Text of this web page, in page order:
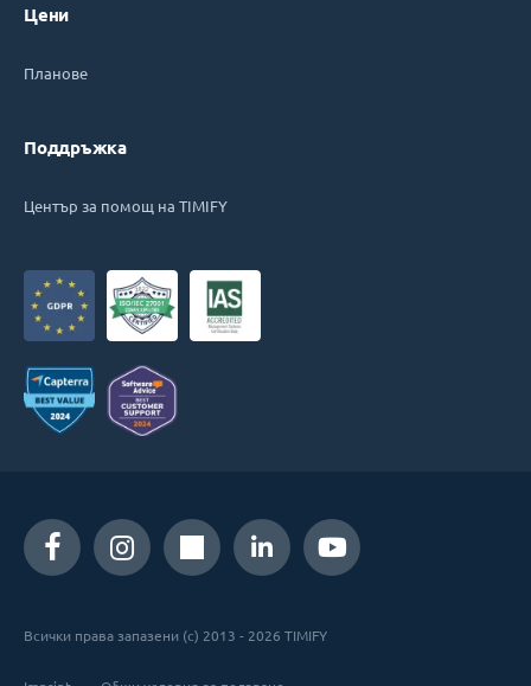
Цени
Планове
Поддръжка
Център за помощ на TIMIFY
Всички права запазени (c) 2013 - 2026 TIMIFY